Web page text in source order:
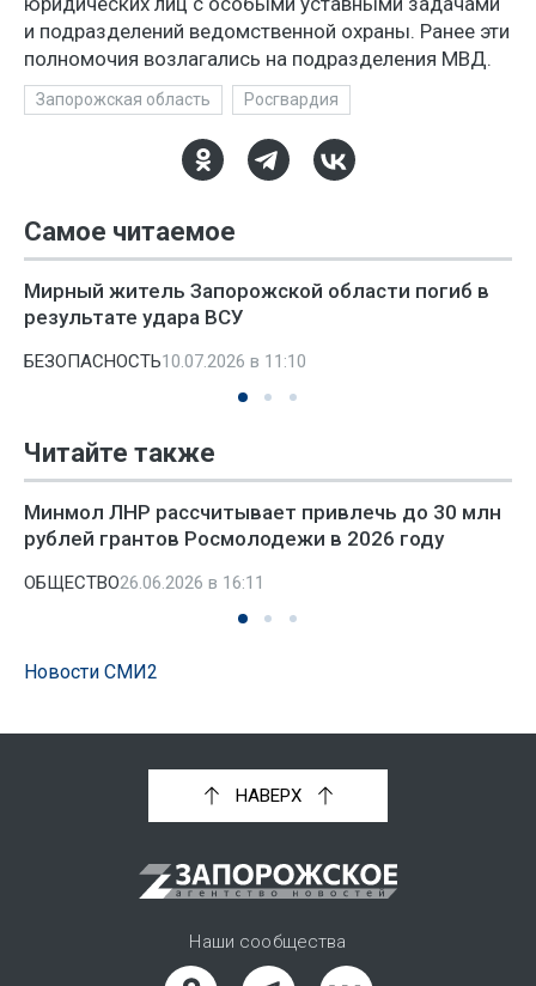
и подразделений ведомственной охраны. Ранее эти
полномочия возлагались на подразделения МВД.
Запорожская область Росгвардия
Самое читаемое
Мирный житель Запорожской области погиб в
результате удара ВСУ
БЕЗОПАСНОСТЬ10.07.2026 в 11:10
Читайте также
Минмол ЛНР рассчитывает привлечь до 30 млн
рублей грантов Росмолодежи в 2026 году
ОБЩЕСТВО26.06.2026 в 16:11
Новости СМИ2
НАВЕРХ
Наши сообщества